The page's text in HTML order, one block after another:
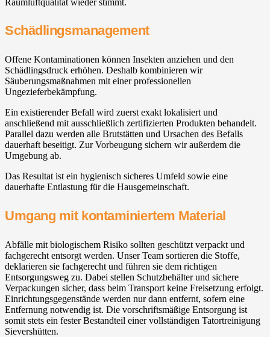
Raumluftqualität wieder stimmt.
Schädlingsmanagement
Offene Kontaminationen können Insekten anziehen und den
Schädlingsdruck erhöhen. Deshalb kombinieren wir
Säuberungsmaßnahmen mit einer professionellen
Ungezieferbekämpfung.
Ein existierender Befall wird zuerst exakt lokalisiert und
anschließend mit ausschließlich zertifizierten Produkten behandelt.
Parallel dazu werden alle Brutstätten und Ursachen des Befalls
dauerhaft beseitigt. Zur Vorbeugung sichern wir außerdem die
Umgebung ab.
Das Resultat ist ein hygienisch sicheres Umfeld sowie eine
dauerhafte Entlastung für die Hausgemeinschaft.
Umgang mit kontaminiertem Material
Abfälle mit biologischem Risiko sollten geschützt verpackt und
fachgerecht entsorgt werden. Unser Team sortieren die Stoffe,
deklarieren sie fachgerecht und führen sie dem richtigen
Entsorgungsweg zu. Dabei stellen Schutzbehälter und sichere
Verpackungen sicher, dass beim Transport keine Freisetzung erfolgt.
Einrichtungsgegenstände werden nur dann entfernt, sofern eine
Entfernung notwendig ist. Die vorschriftsmäßige Entsorgung ist
somit stets ein fester Bestandteil einer vollständigen Tatortreinigung
Sievershütten.